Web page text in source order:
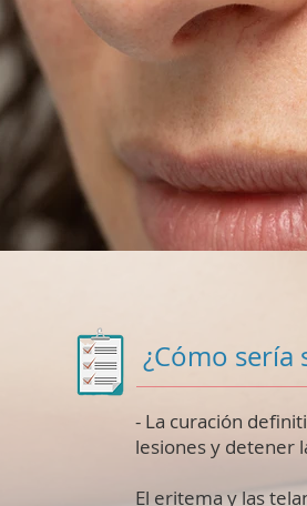
¿Cómo sería
- La curación
lesiones y detener
El eritema y las